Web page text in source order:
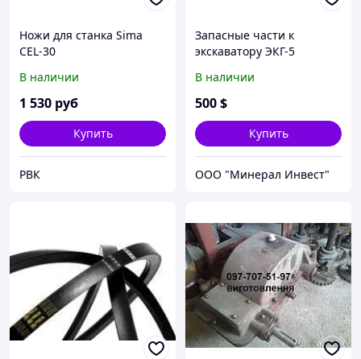
Ножи для станка Sima
CEL-30
В наличии
1 530 руб
Купить
РВК
Запасные части к
экскаватору ЭКГ-5
В наличии
500$
Купить
ООО "Минерал Инвест"